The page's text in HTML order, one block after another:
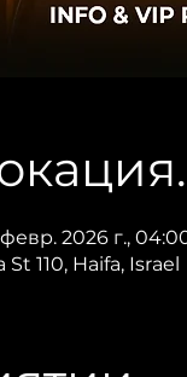
2026 г.,
110, Haifa, Israel